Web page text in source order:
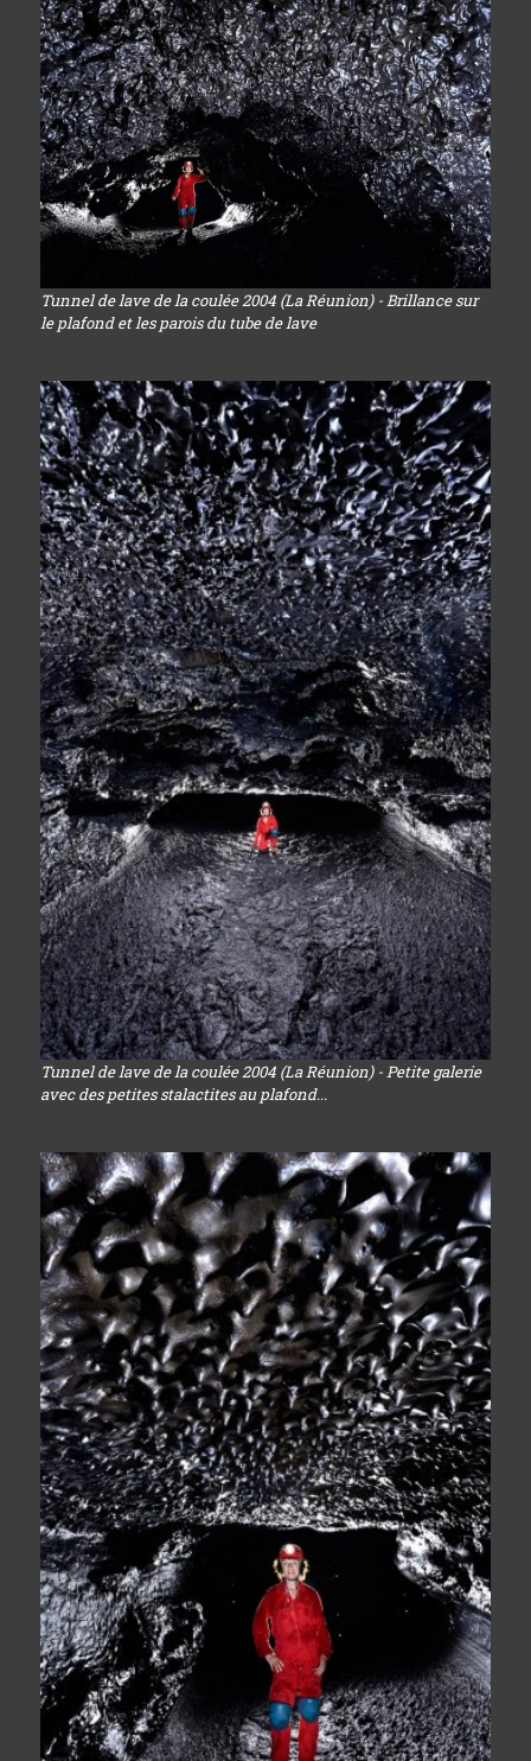
Tunnel de lave de la coulée 2004 (La Réunion) - Brillance sur
le plafond et les parois du tube de lave
Tunnel de lave de la coulée 2004 (La Réunion) - Petite galerie
avec des petites stalactites au plafond...